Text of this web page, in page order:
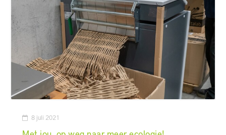
8 juli 2021